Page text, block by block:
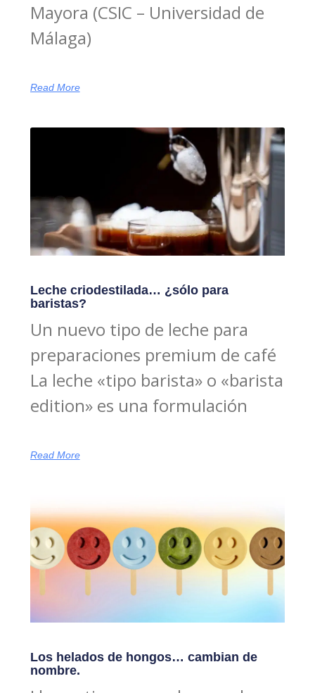
Mayora (CSIC – Universidad de
Málaga)
Read More
Leche criodestilada… ¿sólo para
baristas?
Un nuevo tipo de leche para
preparaciones premium de café
La leche «tipo barista» o «barista
edition» es una formulación
Read More
Los helados de hongos… cambian de
nombre.